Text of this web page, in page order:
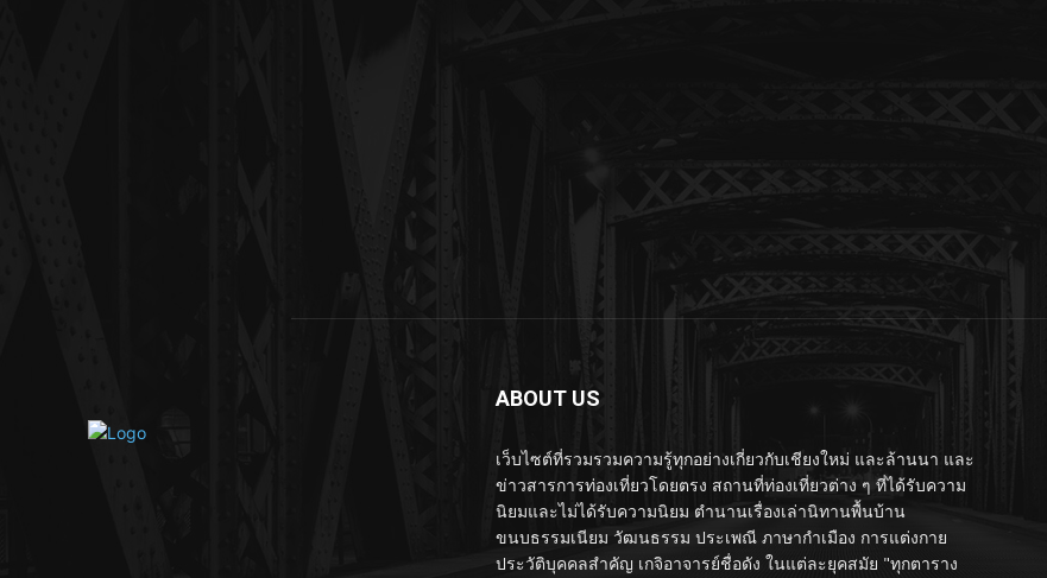
ABOUT US
เว็บไซต์ที่รวมรวมความรู้ทุกอย่างเกี่ยวกับเชียงใหม่ และล้านนา และ
ข่าวสารการท่องเที่ยวโดยตรง สถานที่ท่องเที่ยวต่าง ๆ ที่ได้รับความ
นิยมและไม่ได้รับความนิยม ตำนานเรื่องเล่านิทานพื้นบ้าน
ขนบธรรมเนียม วัฒนธรรม ประเพณี ภาษากำเมือง การแต่งกาย
ประวัติบุคคลสำคัญ เกจิอาจารย์ชื่อดัง ในแต่ละยุคสมัย "ทุกตาราง